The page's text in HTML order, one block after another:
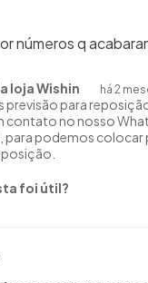
números q
loja Wishin há 2
previsão para
contato no nosso
para podemos colocar
foi útil?